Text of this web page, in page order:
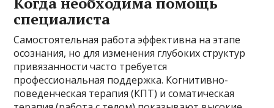
специалиста
Самостоятельная работа эффективна на этапе
осознания, но для изменения глубоких структур
привязанности часто требуется
профессиональная поддержка. Когнитивно-
поведенческая терапия (КПТ) и соматическая